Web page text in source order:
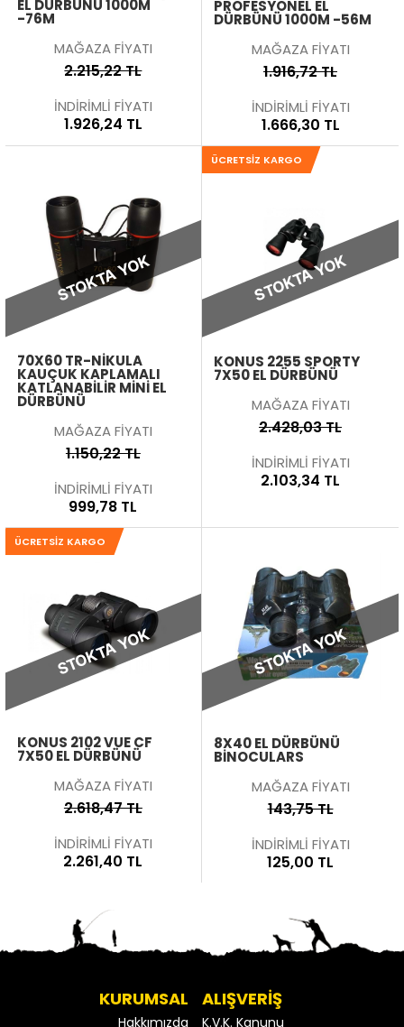
EL DÜRBÜNÜ 1000M
-76M
MAĞAZA FİYATI
2.215,22 TL
İNDİRİMLİ FİYATI
1.926,24 TL
PROFESYONEL EL
DÜRBÜNÜ 1000M -56M
MAĞAZA FİYATI
1.916,72 TL
İNDİRİMLİ FİYATI
1.666,30 TL
STOKTA YOK
70X60 TR-NIKULA
KAUÇUK KAPLAMALI
KATLANABILIR MINI EL
DÜRBÜNÜ
MAĞAZA FİYATI
1.150,22 TL
İNDİRİMLİ FİYATI
999,78 TL
STOKTA YOK
ÜCRETSIZ KARGO
KONUS 2255 SPORTY
7X50 EL DÜRBÜNÜ
MAĞAZA FİYATI
2.428,03 TL
İNDİRİMLİ FİYATI
2.103,34 TL
STOKTA YOK
ÜCRETSIZ KARGO
KONUS 2102 VUE CF
7X50 EL DÜRBÜNÜ
MAĞAZA FİYATI
2.618,47 TL
İNDİRİMLİ FİYATI
2.261,40 TL
STOKTA YOK
8X40 EL DÜRBÜNÜ
BINOCULARS
MAĞAZA FİYATI
143,75 TL
İNDİRİMLİ FİYATI
125,00 TL
KURUMSAL
Hakkımızda
ALIŞVERİŞ
K.V.K. Kanunu